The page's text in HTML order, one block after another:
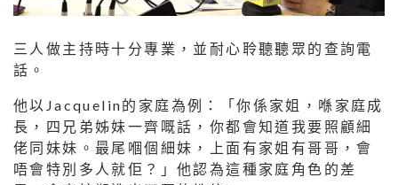
三人做主持時十分專業，並耐心聆聽聽眾的查詢電
話。
他以Jacquelin的家庭為例：「你係家姐，喺家庭成
長，四兄弟姊妹一齊嘅話，你都會知道我要照顧細
佬同妹妹。最尾嗰個細妹，上面有家姐有哥哥，會
唔會特別多人就佢？」他認為這種家庭角色的差